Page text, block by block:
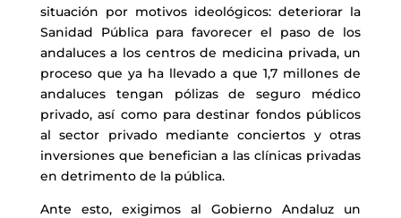
situación por motivos ideológicos: deteriorar la
Sanidad Pública para favorecer el paso de los
andaluces a los centros de medicina privada, un
proceso que ya ha llevado a que 1,7 millones de
andaluces tengan pólizas de seguro médico
privado, así como para destinar fondos públicos
al sector privado mediante conciertos y otras
inversiones que benefician a las clínicas privadas
en detrimento de la pública.
Ante esto, exigimos al Gobierno Andaluz un